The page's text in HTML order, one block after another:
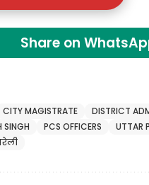
Share on
CITY MAGISTRATE
DISTRICT
SINGH
PCS OFFICERS
UTTAR